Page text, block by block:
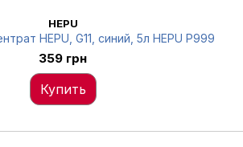
HEPU
HEPU, G11, синий, 5л HEPU P999
359 грн
Купить